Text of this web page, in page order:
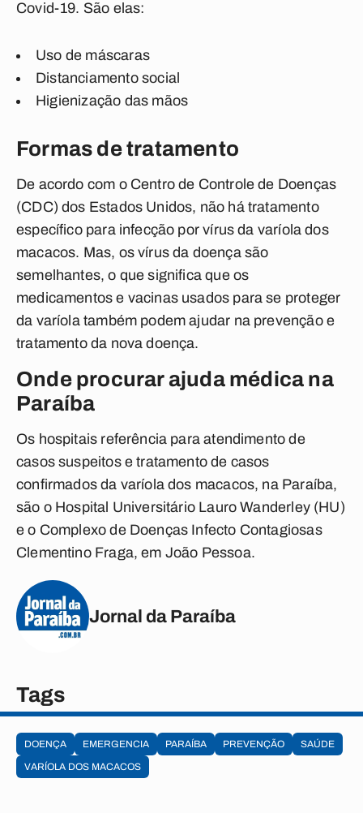
Covid-19. São elas:
Uso de máscaras
Distanciamento social
Higienização das mãos
Formas de tratamento
De acordo com o Centro de Controle de Doenças
(CDC) dos Estados Unidos, não há tratamento
específico para infecção por vírus da varíola dos
macacos. Mas, os vírus da doença são
semelhantes, o que significa que os
medicamentos e vacinas usados para se proteger
da varíola também podem ajudar na prevenção e
tratamento da nova doença.
Onde procurar ajuda médica na
Paraíba
Os hospitais referência para atendimento de
casos suspeitos e tratamento de casos
confirmados da varíola dos macacos, na Paraíba,
são o Hospital Universitário Lauro Wanderley (HU)
e o Complexo de Doenças Infecto Contagiosas
Clementino Fraga, em João Pessoa.
Jornal da Paraíba
Tags
DOENÇA EMERGENCIA PARAÍBA PREVENÇÃO
SAÚDE
VARÍOLA DOS MACACOS